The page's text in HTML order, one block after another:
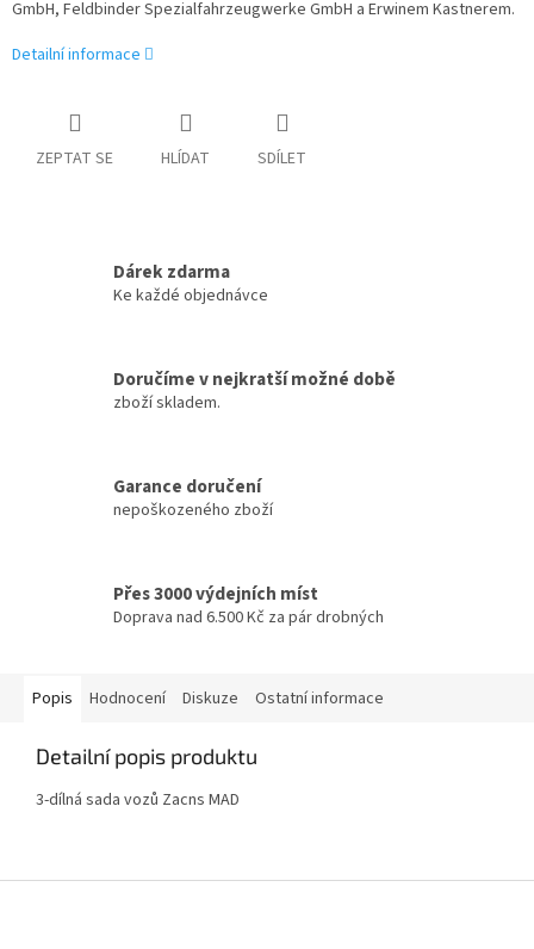
GmbH, Feldbinder Spezialfahrzeugwerke GmbH a Erwinem Kastnerem.
Detailní informace
ZEPTAT SE HLÍDAT SDÍLET
Dárek zdarma
Ke každé objednávce
Doručíme v nejkratší možné době
zboží skladem.
Garance doručení
nepoškozeného zboží
Přes 3000 výdejních míst
Doprava nad 6.500 Kč za pár drobných
Popis Hodnocení Diskuze Ostatní informace
Detailní popis produktu
3-dílná sada vozů Zacns MAD